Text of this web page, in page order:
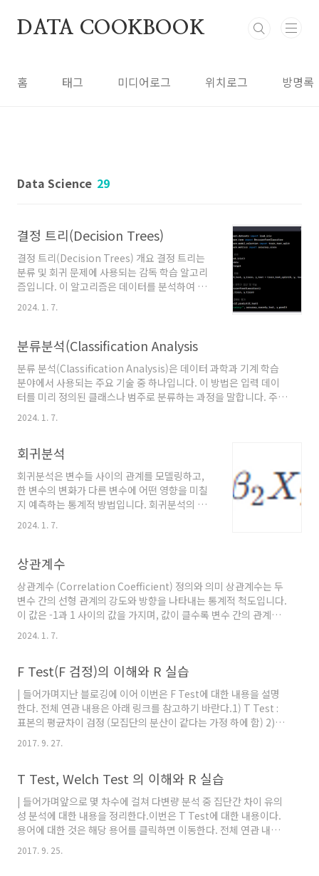
DATA COOKBOOK
홈 태그 미디어로그 위치로그 방명록
Data Science 29
결정 트리(Decision Trees)
결정 트리(Decision Trees) 개요 결정 트리는
분류 및 회귀 문제에 사용되는 감독 학습 알고리
즘입니다. 이 알고리즘은 데이터를 분석하여 패
턴을 학습하고, 일련의 질문을 통해 결정을 내리
는 나무 형태의 모델을 만듭니다. 각 노드(node)
내며, 각 분기(branch)는 가능한 응답을 나타냅
니다. 가장 하단의 노드(잎 노드, leaf node)는
결정 결과를 나타냅니다. 필요 이유 이해와 해석
이 용이: 결정 트리는 시각화가 쉽고, 비전문가도
이해하기 쉬운 결과를 제공합니다. 데이터 전처
리 요구가 적음: 결정 트리는 다른 알고리즘에 비
턴을 포착할 수 있습..
2024. 1. 7.
분류분석(Classification Analysis
분류 분석(Classification Analysis)은 데이터 과학과 기계 학습
분야에서 사용되는 주요 기술 중 하나입니다. 이 방법은 입력 데이
터를 미리 정의된 클래스나 범주로 분류하는 과정을 말합니다. 주요
목적은 새로운 데이터가 주어졌을 때, 이를 올바른 범주로 분류하는
것입니다. 분류 분석 알고리즘은 크게 다음과 같이 나눌 수 있습니
칙의 계층적 구조를 사용합니다. 각 노드는 특정 속성에 대한 결정
을 나타내며, 이를 통해 데이터를 서브셋으로 나눕니다. 나이브 베
이즈(Naive Bayes): 통계적 방법을 사용하여 각 클래스에 속할 확
률을 계산합니다. 이 알고리즘은 모든 특성이 서로 독립적이라고 가
정합니다. 서포트 벡터 머신..
2024. 1. 7.
회귀분석
회귀분석은 변수들 사이의 관계를 모델링하고,
한 변수의 변화가 다른 변수에 어떤 영향을 미칠
지 예측하는 통계적 방법입니다. 회귀분석의 주
요 목적은 종속 변수(응답 변수)와 하나 또는 여
러 개의 독립 변수(예측 변수) 간의 관계를 찾고,
석의 기본 수식 회귀분석에서 가장 기본적인 형
인 수식은 다음과 같습니다: 여기서, 회귀분석의
종류 단순 선형 회귀 (Simple Linear
Regression): 한 개의 독립 변수와 종속 변수 간
의 관계를 모델링합니다. 다중 선형 회귀
델링합니다. 로지스틱 회귀 (Log..
2024. 1. 7.
상관계수
상관계수 (Correlation Coefficient) 정의와 의미 상관계수는 두
변수 간의 선형 관계의 강도와 방향을 나타내는 통계적 척도입니다.
이 값은 -1과 1 사이의 값을 가지며, 값이 클수록 변수 간의 관계가
강하다는 것을 의미합니다. 종류 피어슨 상관계수 (Pearson
Correlation Coefficient): 가장 흔히 사용되는 상관계수로, 두 변
(Spearman's Rank Correlation Coefficient): 두 변수의 순위
간의 관계를 측정하는 비모수적 방법입니다. 켄달 순위 상관계수
(Kendall Rank Correlation Coefficient): 두 변수 간의 순위 관
계의 강도를 측정합니다. 계산 ..
2024. 1. 7.
F Test(F 검정)의 이해와 R 실습
| 들어가며지난 블로깅에 이어 이번은 F Test에 대한 내용을 설명
한다. 전체 연관 내용은 아래 링크를 참고하기 바란다.1) T Test :
표본의 평균차이 검정 (모집단의 분산이 같다는 가정 하에 함) 2)
Welch Test : 표본의 평균차이 검정 (모집단의 분산이 같지 않을
수 있다는 가정하에 함)3) F Test (Var Test) : 표본의 분산 차이 검
정5) Mode Test : 이질적 2개 집단 표본 분포의 비모수 검정6)
Fligner Test : K개 집단의 표본 분포 비모수 검정7) Battlett
Test : K개 집단앞으로 몇 차수에 걸쳐 다변량 분석 중 집단간 차이
유의성 분석에 대한 내용을 정리..
2017. 9. 27.
T Test, Welch Test 의 이해와 R 실습
| 들어가며앞으로 몇 차수에 걸쳐 다변량 분석 중 집단간 차이 유의
성 분석에 대한 내용을 정리한다.이번은 T Test에 대한 내용이다.
용어에 대한 것은 해당 용어를 클릭하면 이동한다. 전체 연관 내용
은 아래 링크를 참고하기 바란다.1) T Test : 표본의 평균차이 검정
(모집단의 분산이 같다는 가정 하에 함) 2) Welch Test : 표본의 평
2017. 9. 25.